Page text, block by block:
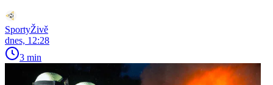
SportyŽivě
dnes, 12:28
3 min